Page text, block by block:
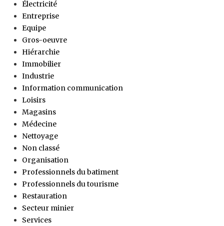
Électricité
Entreprise
Equipe
Gros-oeuvre
Hiérarchie
Immobilier
Industrie
Information communication
Loisirs
Magasins
Médecine
Nettoyage
Non classé
Organisation
Professionnels du batiment
Professionnels du tourisme
Restauration
Secteur minier
Services